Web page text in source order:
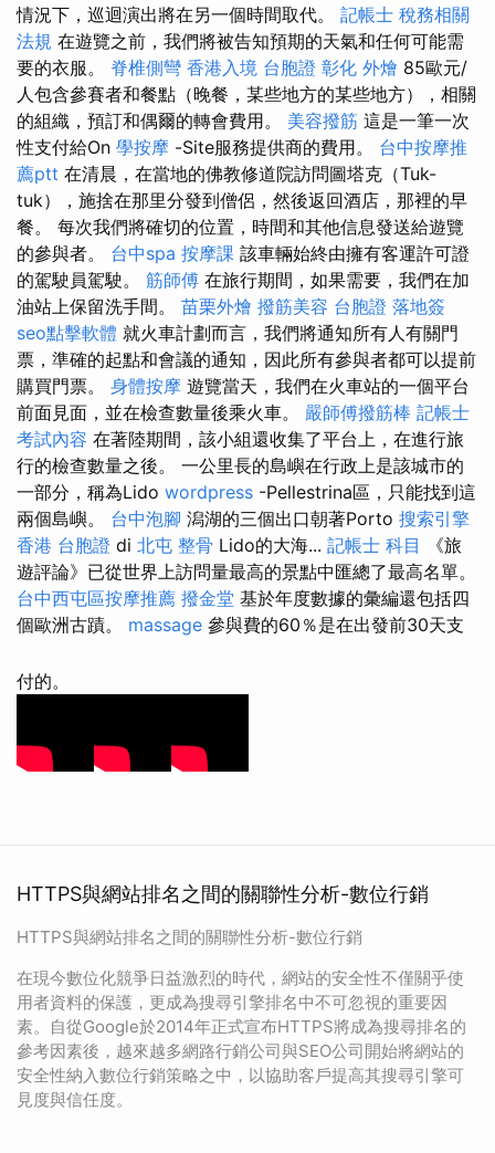
情況下，巡迴演出將在另一個時間取代。 記帳士 稅務相關
法規 在遊覽之前，我們將被告知預期的天氣和任何可能需
要的衣服。 脊椎側彎 香港入境 台胞證 彰化 外燴 85歐元/
人包含參賽者和餐點（晚餐，某些地方的某些地方），相關
的組織，預訂和偶爾的轉會費用。 美容撥筋 這是一筆一次
性支付給On 學按摩 -Site服務提供商的費用。 台中按摩推
薦ptt 在清晨，在當地的佛教修道院訪問圖塔克（Tuk-
tuk），施捨在那里分發到僧侶，然後返回酒店，那裡的早
餐。 每次我們將確切的位置，時間和其他信息發送給遊覽
的參與者。 台中spa 按摩課 該車輛始終由擁有客運許可證
的駕駛員駕駛。 筋師傅 在旅行期間，如果需要，我們在加
油站上保留洗手間。 苗栗外燴 撥筋美容 台胞證 落地簽
seo點擊軟體 就火車計劃而言，我們將通知所有人有關門
票，準確的起點和會議的通知，因此所有參與者都可以提前
購買門票。 身體按摩 遊覽當天，我們在火車站的一個平台
前面見面，並在檢查數量後乘火車。 嚴師傅撥筋棒 記帳士
考試內容 在著陸期間，該小組還收集了平台上，在進行旅
行的檢查數量之後。 一公里長的島嶼在行政上是該城市的
一部分，稱為Lido wordpress -Pellestrina區，只能找到這
兩個島嶼。 台中泡腳 潟湖的三個出口朝著Porto 搜索引擎
香港 台胞證 di 北屯 整骨 Lido的大海... 記帳士 科目
《旅
遊評論》已從世界上訪問量最高的景點中匯總了最高名單。
台中西屯區按摩推薦 撥金堂 基於年度數據的彙編還包括四
個歐洲古蹟。 massage 參與費的60％是在出發前30天支
付的。
HTTPS與網站排名之間的關聯性分析-數位行銷
HTTPS與網站排名之間的關聯性分析-數位行銷
在現今數位化競爭日益激烈的時代，網站的安全性不僅關乎使
用者資料的保護，更成為搜尋引擎排名中不可忽視的重要因
素。自從Google於2014年正式宣布HTTPS將成為搜尋排名的
參考因素後，越來越多網路行銷公司與SEO公司開始將網站的
安全性納入數位行銷策略之中，以協助客戶提高其搜尋引擎可
見度與信任度。